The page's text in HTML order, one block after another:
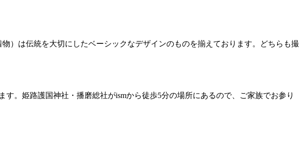
）は伝統を大切にしたベーシックなデザインのものを揃えております。どちらも撮
。姫路護国神社・播磨総社がismから徒歩5分の場所にあるので、ご家族でお参り